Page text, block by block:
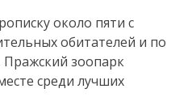
около пяти с
обитателей и по
Пражский зоопарк
среди лучших